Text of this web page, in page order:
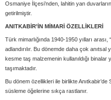
Osmaniye İlçesi’nden, lahitin yan
getirilmiştir.
ANITKABİR’İN MİMARİ ÖZELLİKLERİ
Türk mimarlığında 1940-1950 yılları
adlandırılır. Bu dönemde daha çok
kesme taş malzemenin kullanıldığı binalar
taşımaktadır.
Bu dönem özellikleri ile birlikte
süsleme öğelerine sıkça rastlanır.